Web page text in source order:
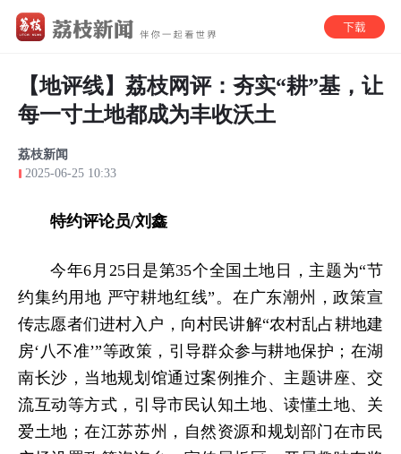
【地评线】荔枝网评：夯实“耕”基，让
每一寸土地都成为丰收沃土
荔枝新闻
2025-06-25 10:33
特约评论员/刘鑫
今年6月25日是第35个全国土地日，主题为“节
约集约用地 严守耕地红线”。在广东潮州，政策宣
传志愿者们进村入户，向村民讲解“农村乱占耕地建
房‘八不准’”等政策，引导群众参与耕地保护；在湖
南长沙，当地规划馆通过案例推介、主题讲座、交
流互动等方式，引导市民认知土地、读懂土地、关
爱土地；在江苏苏州，自然资源和规划部门在市民